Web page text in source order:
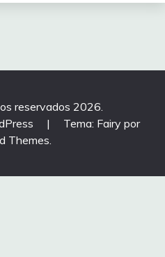
reservados 2026.
|
Tema: Fairy por
Themes